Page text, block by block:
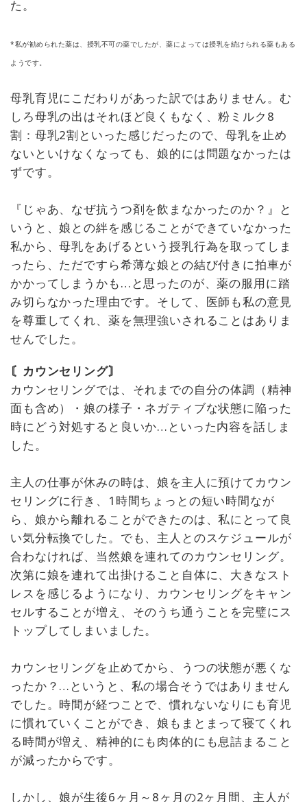
た。
*私が勧められた薬は、授乳不可の薬でしたが、薬によっては授乳を続けられる薬もある
ようです。
母乳育児にこだわりがあった訳ではありません。む
しろ母乳の出はそれほど良くもなく、粉ミルク8
割：母乳2割といった感じだったので、母乳を止め
ないといけなくなっても、娘的には問題なかったは
ずです。
『じゃあ、なぜ抗うつ剤を飲まなかったのか？』と
いうと、娘との絆を感じることができていなかった
私から、母乳をあげるという授乳行為を取ってしま
ったら、ただですら希薄な娘との結び付きに拍車が
かかってしまうかも…と思ったのが、薬の服用に踏
み切らなかった理由です。そして、医師も私の意見
を尊重してくれ、薬を無理強いされることはありま
せんでした。
〘カウンセリング〙
カウンセリングでは、それまでの自分の体調（精神
面も含め）・娘の様子・ネガティブな状態に陥った
時にどう対処すると良いか…といった内容を話しま
した。
主人の仕事が休みの時は、娘を主人に預けてカウン
セリングに行き、1時間ちょっとの短い時間なが
ら、娘から離れることができたのは、私にとって良
い気分転換でした。でも、主人とのスケジュールが
合わなければ、当然娘を連れてのカウンセリング。
次第に娘を連れて出掛けること自体に、大きなスト
レスを感じるようになり、カウンセリングをキャン
セルすることが増え、そのうち通うことを完璧にス
トップしてしまいました。
カウンセリングを止めてから、うつの状態が悪くな
ったか？…というと、私の場合そうではありません
でした。時間が経つことで、慣れないなりにも育児
に慣れていくことができ、娘もまとまって寝てくれ
る時間が増え、精神的にも肉体的にも息詰まること
が減ったからです。
しかし、娘が生後6ヶ月～8ヶ月の2ヶ月間、主人が